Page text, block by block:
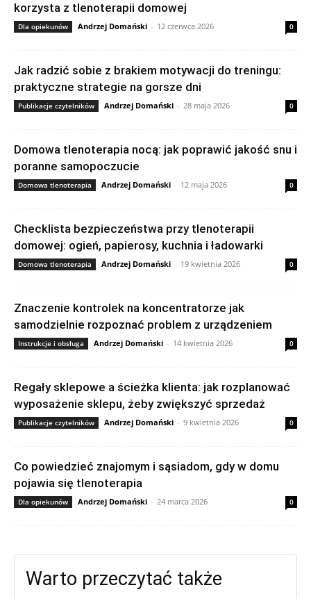
korzysta z tlenoterapii domowej
Dla opiekunów Andrzej Domański - 12 czerwca 2026 0
Jak radzić sobie z brakiem motywacji do treningu:
praktyczne strategie na gorsze dni
Publikacje czytelników Andrzej Domański - 28 maja 2026 0
Domowa tlenoterapia nocą: jak poprawić jakość snu i
poranne samopoczucie
Domowa tlenoterapia Andrzej Domański - 12 maja 2026 0
Checklista bezpieczeństwa przy tlenoterapii
domowej: ogień, papierosy, kuchnia i ładowarki
Domowa tlenoterapia Andrzej Domański - 19 kwietnia 2026 0
Znaczenie kontrolek na koncentratorze jak
samodzielnie rozpoznać problem z urządzeniem
Instrukcje i obsługa Andrzej Domański - 14 kwietnia 2026 0
Regały sklepowe a ścieżka klienta: jak rozplanować
wyposażenie sklepu, żeby zwiększyć sprzedaż
Publikacje czytelników Andrzej Domański - 9 kwietnia 2026 0
Co powiedzieć znajomym i sąsiadom, gdy w domu
pojawia się tlenoterapia
Dla opiekunów Andrzej Domański - 24 marca 2026 0
Warto przeczytać także